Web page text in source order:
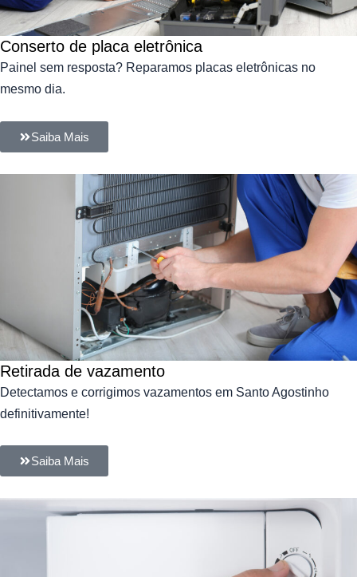
Conserto de placa eletrônica
Painel sem resposta? Reparamos placas eletrônicas no
mesmo dia.
Saiba Mais
Retirada de vazamento​​
Detectamos e corrigimos vazamentos em Santo Agostinho
definitivamente!
Saiba Mais